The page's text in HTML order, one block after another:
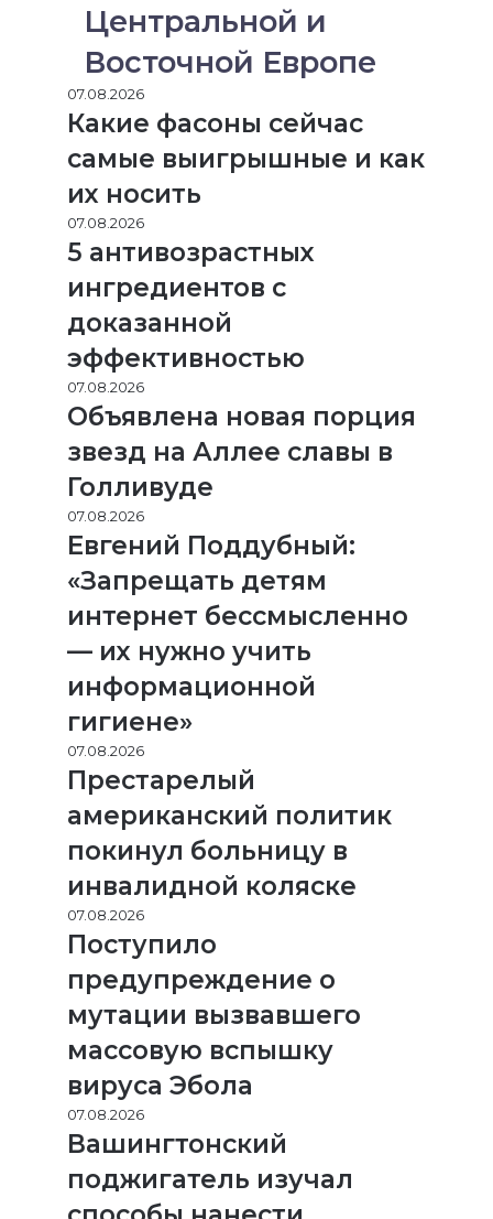
Центральной и
Восточной Европе
07.08.2026
Какие фасоны сейчас
самые выигрышные и как
их носить
07.08.2026
5 антивозрастных
ингредиентов с
доказанной
эффективностью
07.08.2026
Объявлена новая порция
звезд на Аллее славы в
Голливуде
07.08.2026
Евгений Поддубный:
«Запрещать детям
интернет бессмысленно
— их нужно учить
информационной
гигиене»
07.08.2026
Престарелый
американский политик
покинул больницу в
инвалидной коляске
07.08.2026
Поступило
предупреждение о
мутации вызвавшего
массовую вспышку
вируса Эбола
07.08.2026
Вашингтонский
поджигатель изучал